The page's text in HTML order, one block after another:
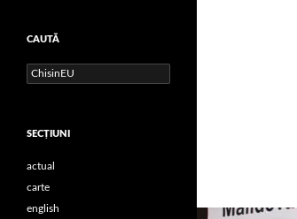
CAUTĂ
Caută
după:
SECŢIUNI
actual
carte
english